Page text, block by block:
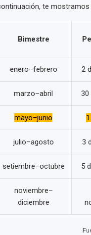
te
Bimestre
enero–febrero 2
marzo–abril 30
mayo–junio
julio–agosto 3
setiembre–octubre 5
noviembre–
diciembre